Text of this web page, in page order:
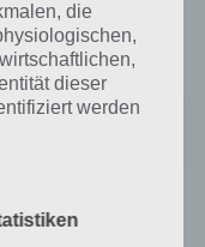
Zum Google Play
touch im
die
dieser
werden